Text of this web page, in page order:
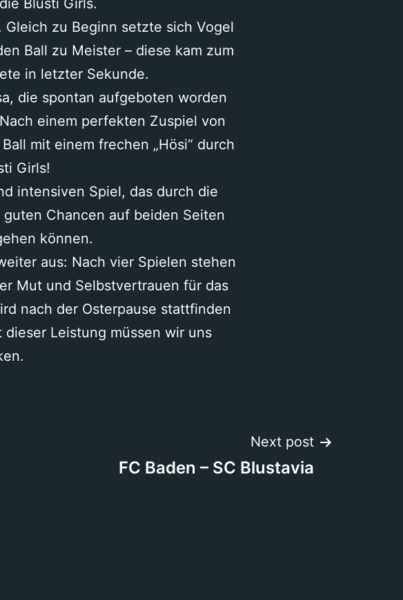
Blusti Girls.
zu Beginn setzte sich Vogel
Ball zu Meister – diese kam zum
in letzter Sekunde.
die spontan aufgeboten worden
einem perfekten Zuspiel von
mit einem frechen „Hösi“ durch
Girls!
intensiven Spiel, das durch die
Chancen auf beiden Seiten
können.
aus: Nach vier Spielen stehen
Mut und Selbstvertrauen für das
nach der Osterpause stattfinden
Leistung müssen wir uns
Next post
FC Baden – SC Blustavia